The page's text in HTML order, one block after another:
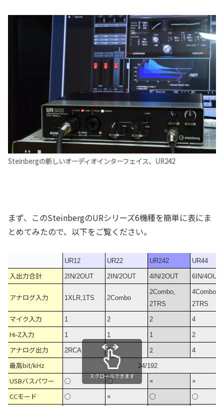
Steinbergの新しいオーディオインターフェイス、UR242
まず、このSteinbergのURシリーズ6機種を簡単に表にま
とめてみたので、以下をご覧ください。
UR12 UR22 UR242 UR44
入出力合計 2IN/2OUT 2IN/2OUT 4IN/2OUT 6IN/4OUT
アナログ入力 1XLR,1TS 2Combo
2Combo,
2TRS
4Combo,
2TRS
マイク入力 1 2 2 4
Hi-Z入力 1 1 1 2
アナログ出力 2RCA 2 2 4
最高bit/kHz 24/192
USBバスパワー ○ ○ × ×
CCモード ○ × ○
○
スクロールできます